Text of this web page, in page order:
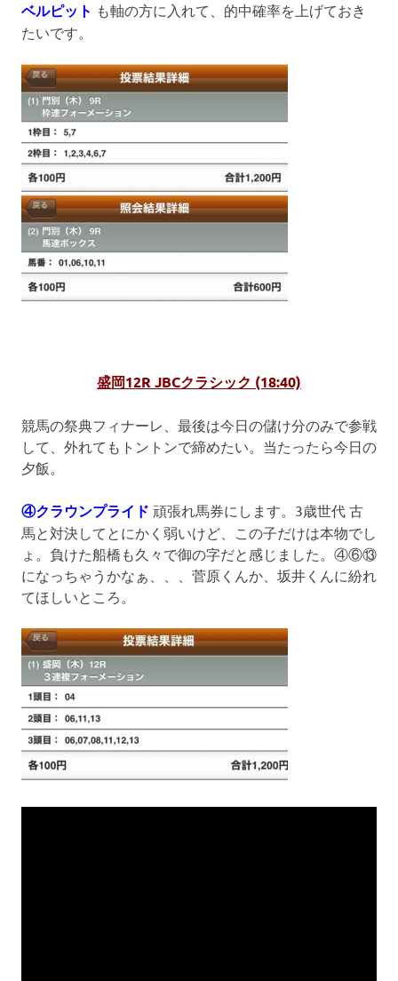
ベルピット も軸の方に入れて、的中確率を上げておき
たいです。
盛岡12R JBCクラシック (18:40)
競馬の祭典フィナーレ、最後は今日の儲け分のみで参戦
して、外れてもトントンで締めたい。当たったら今日の
夕飯。
④クラウンプライド 頑張れ馬券にします。3歳世代 古
馬と対決してとにかく弱いけど、この子だけは本物でし
ょ。負けた船橋も久々で御の字だと感じました。④⑥⑬
になっちゃうかなぁ、、、菅原くんか、坂井くんに紛れ
てほしいところ。